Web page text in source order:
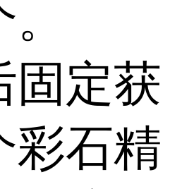
固定获
彩石精